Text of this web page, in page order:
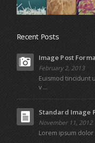
Recent Posts
Image Post
February 2, 2013
Euismod tincidunt
v ...
Standard Image
November 11, 2012
Lorem ipsum